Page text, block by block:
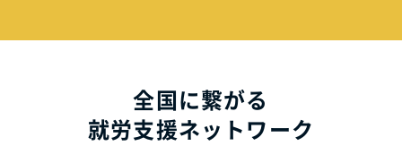
全国に繋がる
就労支援ネットワーク